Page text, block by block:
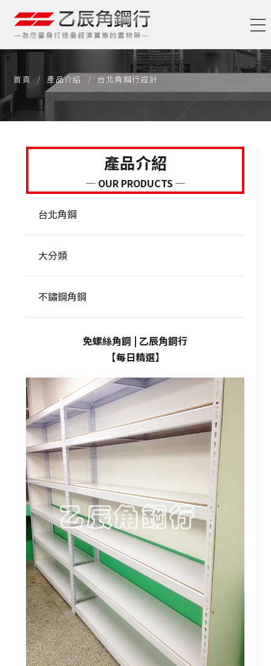
首頁 產品介紹 台北角鋼行設計
產品介紹
─ OUR PRODUCTS ─
台北角鋼
大分類
不鏽鋼角鋼
免螺絲角鋼 | 乙辰角鋼行
【每日精選】